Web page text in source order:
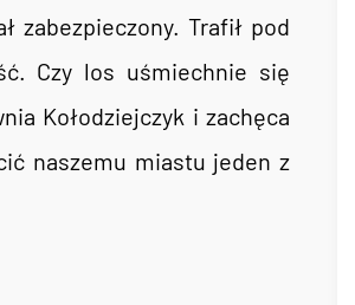
zabezpieczony. Trafił pod
Czy los uśmiechnie się
Kołodziejczyk i zachęca
naszemu miastu jeden z